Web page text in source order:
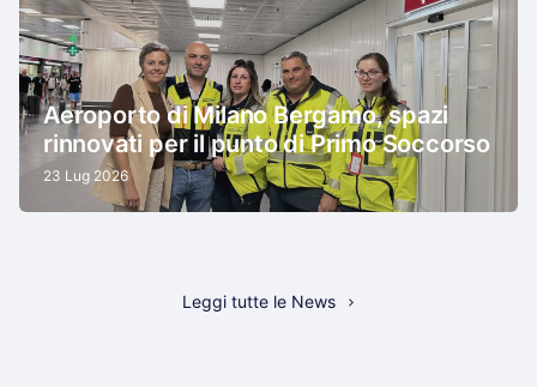
Aeroporto di Milano Bergamo, spazi
rinnovati per il punto di Primo Soccorso
23 Lug 2026
Leggi tutte le News